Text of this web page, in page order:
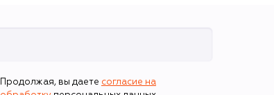
Продолжая, вы даете согласие на